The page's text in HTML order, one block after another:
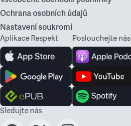
Ochrana osobních údajů
Nastavení soukromí
Aplikace Respekt Poslouchejte nás
Sledujte nás